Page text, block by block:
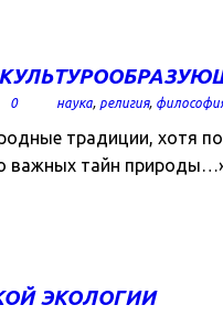
0 наука, религия,
традиции, хотя
тайн
ЭКОЛОГИИ